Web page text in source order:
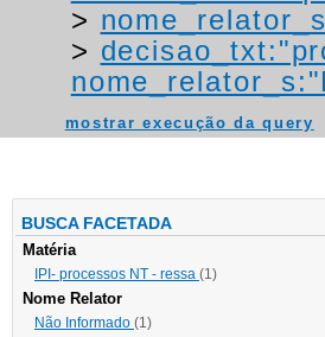
>
>
mostrar execução da query
BUSCA FACETADA
Matéria
IPI- processos NT - ressa (1)
Nome Relator
Não Informado (1)